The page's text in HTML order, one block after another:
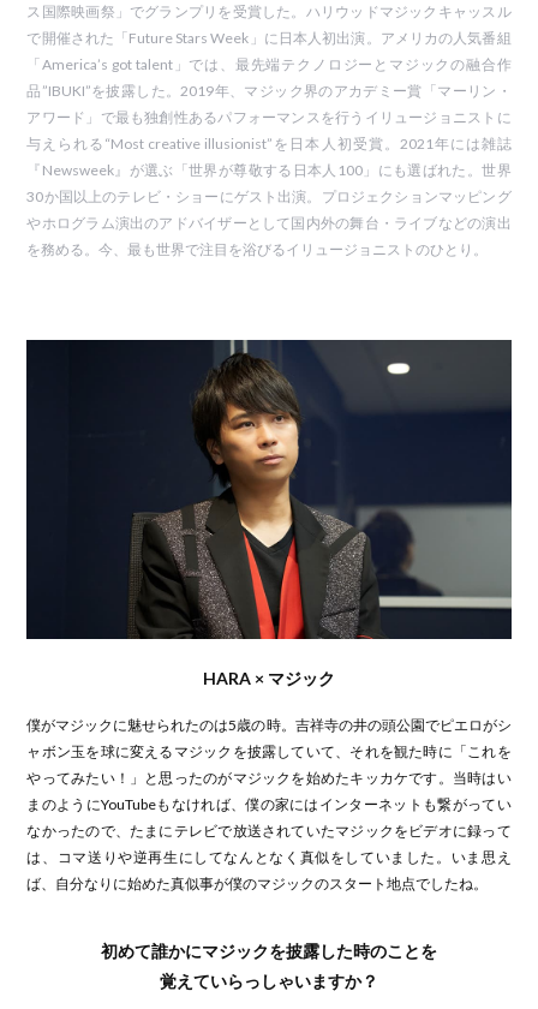
ス国際映画祭」でグランプリを受賞した。ハリウッドマジックキャッスル
で開催された「Future Stars Week」に日本人初出演。アメリカの人気番組
「America’s got talent」では、最先端テクノロジーとマジックの融合作
品”IBUKI”を披露した。2019年、マジック界のアカデミー賞「マーリン・
アワード」で最も独創性あるパフォーマンスを行うイリュージョニストに
与えられる“Most creative illusionist”を日本人初受賞。2021年には雑誌
『Newsweek』が選ぶ「世界が尊敬する日本人100」にも選ばれた。世界
30か国以上のテレビ・ショーにゲスト出演。プロジェクションマッピング
やホログラム演出のアドバイザーとして国内外の舞台・ライブなどの演出
を務める。今、最も世界で注目を浴びるイリュージョニストのひとり。
HARA × マジック
僕がマジックに魅せられたのは5歳の時。吉祥寺の井の頭公園でピエロがシ
ャボン玉を球に変えるマジックを披露していて、それを観た時に「これを
やってみたい！」と思ったのがマジックを始めたキッカケです。当時はい
まのようにYouTubeもなければ、僕の家にはインターネットも繋がってい
なかったので、たまにテレビで放送されていたマジックをビデオに録って
は、コマ送りや逆再生にしてなんとなく真似をしていました。いま思え
ば、自分なりに始めた真似事が僕のマジックのスタート地点でしたね。
初めて誰かにマジックを披露した時のことを
覚えていらっしゃいますか？